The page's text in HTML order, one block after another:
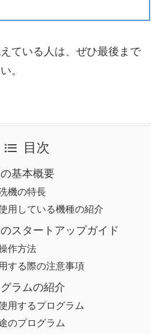
ている人は、ぜひ最後まで
。
目次
基本概要
機の特長
用している機種の紹介
スタートアップガイド
作方法
する際の注意事項
ラムの紹介
用するプログラム
のプログラム